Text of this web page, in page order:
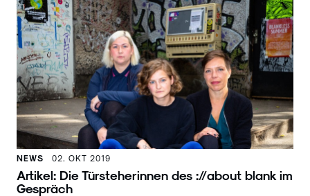
NEWS 02. OKT 2019
Artikel: Die Türsteherinnen des ://about blank im
Gespräch